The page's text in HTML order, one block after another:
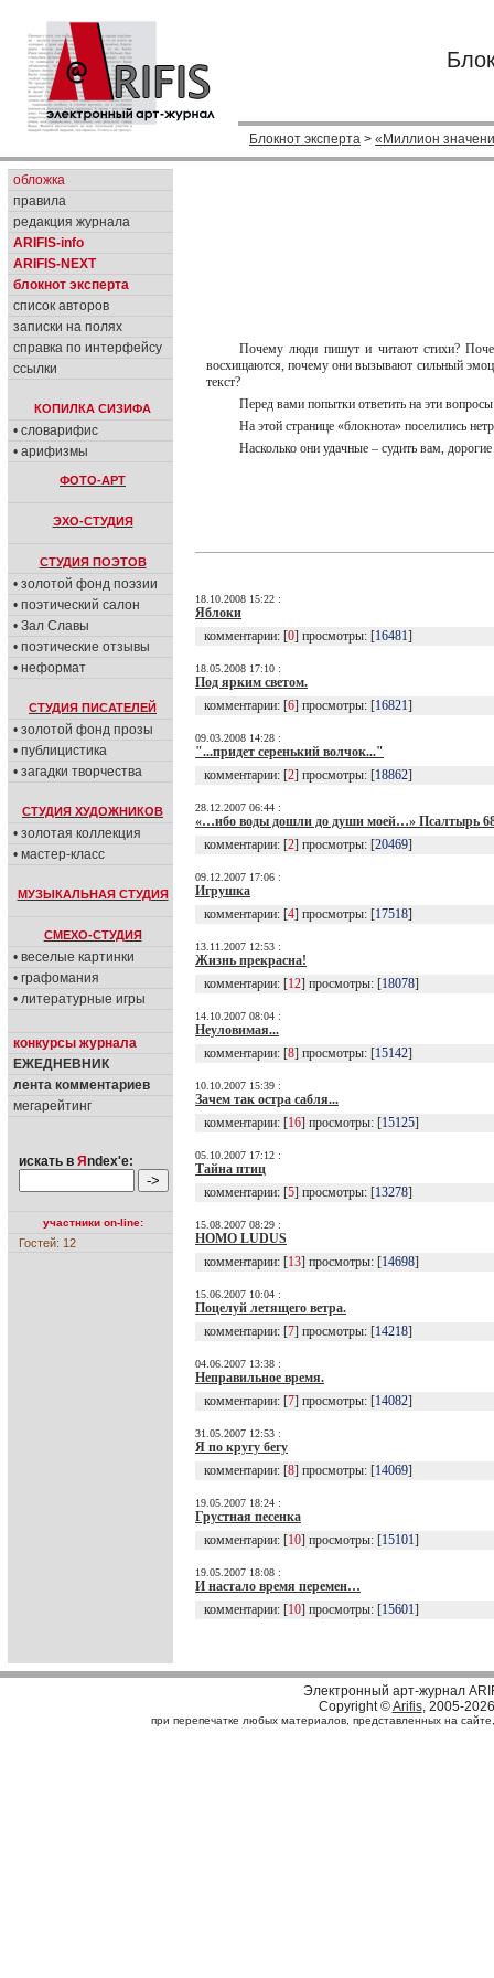
Блокнот эксперта > «Миллион
обложка
правила
редакция журнала
ARIFIS-info
ARIFIS-NEXT
блокнот эксперта
список авторов
записки на полях
справка по интерфейсу
ссылки
КОПИЛКА СИЗИФА
• словарифис
• арифизмы
ФОТО-АРТ
ЭХО-СТУДИЯ
СТУДИЯ ПОЭТОВ
• золотой фонд поэзии
• поэтический салон
• Зал Славы
• поэтические отзывы
• неформат
СТУДИЯ ПИСАТЕЛЕЙ
• золотой фонд прозы
• публицистика
• загадки творчества
СТУДИЯ ХУДОЖНИКОВ
• золотая коллекция
• мастер-класс
МУЗЫКАЛЬНАЯ СТУДИЯ
СМЕХО-СТУДИЯ
• веселые картинки
• графомания
• литературные игры
конкурсы журнала
ЕЖЕДНЕВНИК
лента комментариев
мегарейтинг
искать в Я ndex'е:
участники on-line:
Гостей: 12
Почему люди пишут и читают стихи?
восхищаются, почему они вызывают сильный
текст?
Перед вами попытки ответить на эти
На этой странице «блокнота» поселились
Насколько они удачные – судить вам,
18.10.2008 15:22 :
Яблоки
комментарии: [0] просмотры: [16481]
18.05.2008 17:10 :
Под ярким светом.
комментарии: [6] просмотры: [16821]
09.03.2008 14:28 :
"...придет серенький волчок..."
комментарии: [2] просмотры: [18862]
28.12.2007 06:44 :
«…ибо воды дошли до души моей…» Псалтырь
комментарии: [2] просмотры: [20469]
09.12.2007 17:06 :
Игрушка
комментарии: [4] просмотры: [17518]
13.11.2007 12:53 :
Жизнь прекрасна!
комментарии: [12] просмотры: [18078]
14.10.2007 08:04 :
Неуловимая...
комментарии: [8] просмотры: [15142]
10.10.2007 15:39 :
Зачем так остра сабля...
комментарии: [16] просмотры: [15125]
05.10.2007 17:12 :
Тайна птиц
комментарии: [5] просмотры: [13278]
15.08.2007 08:29 :
HOMO LUDUS
комментарии: [13] просмотры: [14698]
15.06.2007 10:04 :
Поцелуй летящего ветра.
комментарии: [7] просмотры: [14218]
04.06.2007 13:38 :
Неправильное время.
комментарии: [7] просмотры: [14082]
31.05.2007 12:53 :
Я по кругу бегу
комментарии: [8] просмотры: [14069]
19.05.2007 18:24 :
Грустная песенка
комментарии: [10] просмотры: [15101]
19.05.2007 18:08 :
И настало время перемен…
комментарии: [10] просмотры: [15601]
Электронный арт-журнал
Copyright ©Arifis, 2005-2026
при перепечатке любых материалов, представленных на